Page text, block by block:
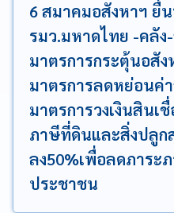
6 สมาคมอสังหาฯ ยื่
รมว.มหาดไทย -คลั
มาตรการกระตุ้นอสั
มาตรการลดหย่อนค่
มาตรการวงเงินสินเ
ภาษีที่ดินและสิ่งปลูก
ลง50%เพื่อลดภาระ
ประชาชน